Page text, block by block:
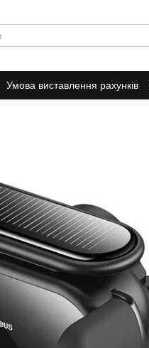
Умова виставлення рахунків
Відгуки про магазин